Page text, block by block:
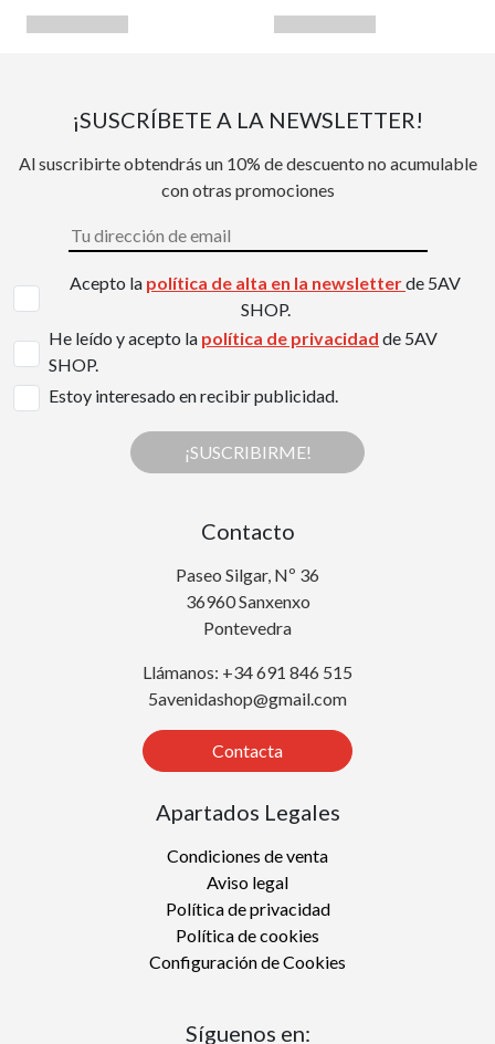
¡SUSCRÍBETE A LA NEWSLETTER!
Al suscribirte obtendrás un 10% de descuento no acumulable
con otras promociones
Acepto la política de alta en la newsletterde 5AV
SHOP.
He leído y acepto la política de privacidad de 5AV
SHOP.
Estoy interesado en recibir publicidad.
¡SUSCRIBIRME!
Contacto
Paseo Silgar, Nº 36
36960 Sanxenxo
Pontevedra
Llámanos: +34 691 846 515
5avenidashop@gmail.com
Contacta
Apartados Legales
Condiciones de venta
Aviso legal
Política de privacidad
Política de cookies
Configuración de Cookies
Síguenos en: